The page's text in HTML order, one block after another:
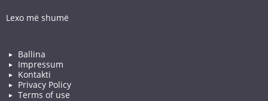
Lexo më shumë
Ballina
Impressum
Kontakti
Privacy Policy
Terms of use